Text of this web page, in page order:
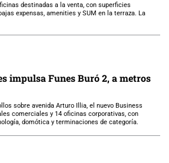
destinadas a la venta, con superficies
expensas, amenities y SUM en la terraza. La
impulsa Funes Buró 2, a metros
sobre avenida Arturo Illia, el nuevo Business
comerciales y 14 oficinas corporativas, con
domótica y terminaciones de categoría.